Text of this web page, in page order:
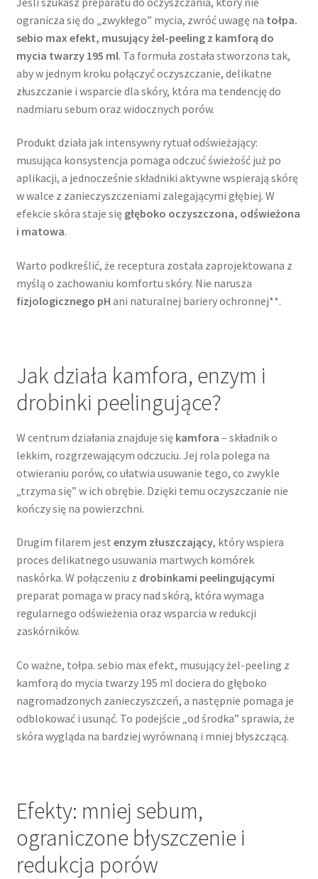
ogranicza się do „zwykłego” mycia, zwróć uwagę na tołpa.
sebio max efekt, musujący żel-peeling z kamforą do
mycia twarzy 195 ml. Ta formuła została stworzona tak,
aby w jednym kroku połączyć oczyszczanie, delikatne
złuszczanie i wsparcie dla skóry, która ma tendencję do
nadmiaru sebum oraz widocznych porów.
Produkt działa jak intensywny rytuał odświeżający:
musująca konsystencja pomaga odczuć świeżość już po
aplikacji, a jednocześnie składniki aktywne wspierają skórę
w walce z zanieczyszczeniami zalegającymi głębiej. W
efekcie skóra staje się głęboko oczyszczona, odświeżona
i matowa.
Warto podkreślić, że receptura została zaprojektowana z
myślą o zachowaniu komfortu skóry. Nie narusza
fizjologicznego pH ani naturalnej bariery ochronnej**.
Jak działa kamfora, enzym i
drobinki peelingujące?
W centrum działania znajduje się kamfora – składnik o
lekkim, rozgrzewającym odczuciu. Jej rola polega na
otwieraniu porów, co ułatwia usuwanie tego, co zwykle
„trzyma się” w ich obrębie. Dzięki temu oczyszczanie nie
kończy się na powierzchni.
Drugim filarem jest enzym złuszczający, który wspiera
proces delikatnego usuwania martwych komórek
naskórka. W połączeniu z drobinkami peelingującymi
preparat pomaga w pracy nad skórą, która wymaga
regularnego odświeżenia oraz wsparcia w redukcji
zaskórników.
Co ważne, tołpa. sebio max efekt, musujący żel-peeling z
kamforą do mycia twarzy 195 ml dociera do głęboko
nagromadzonych zanieczyszczeń, a następnie pomaga je
odblokować i usunąć. To podejście „od środka” sprawia, że
skóra wygląda na bardziej wyrównaną i mniej błyszczącą.
Efekty: mniej sebum,
ograniczone błyszczenie i
redukcja porów